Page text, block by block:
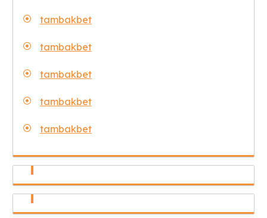
tambakbet
tambakbet
tambakbet
tambakbet
tambakbet